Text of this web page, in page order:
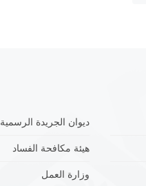
ديوان الجريدة الرسمية
هيئة مكافحة الفساد
وزارة العمل